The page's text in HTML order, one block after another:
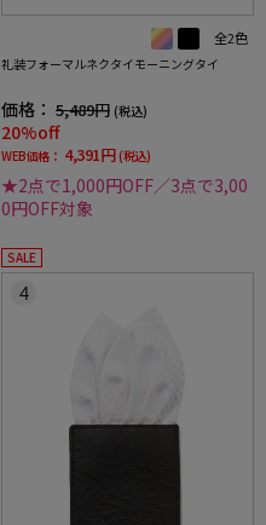
全2色
礼装フォーマルネクタイモーニングタイ
価格： 5,489円 (税込)
20%off
WEB価格： 4,391円 (税込)
★2点で1,000円OFF／3点で3,00
0円OFF対象
SALE
4